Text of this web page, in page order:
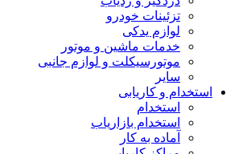
تزئینات خودرو
لوازم یدکی
خدمات ماشین و موتور
موتورسیکلت و لوازم جانبی
سایر
استخدام و کاریابی
استخدام
استخدام بازاریاب
آماده به کار